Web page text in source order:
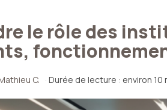
le rôle des
C. · Durée de lecture : environ 10